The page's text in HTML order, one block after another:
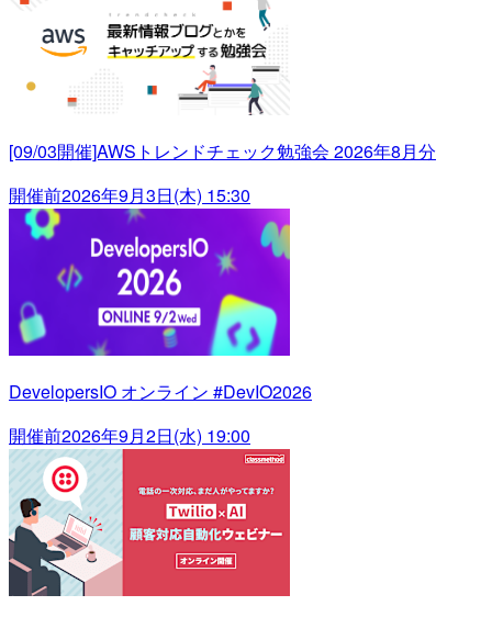
[09/03開催]AWSトレンドチェック勉強会 2026年8月分
開催前2026年9月3日(木) 15:30
DevelopersIO オンライン #DevIO2026
開催前2026年9月2日(水) 19:00